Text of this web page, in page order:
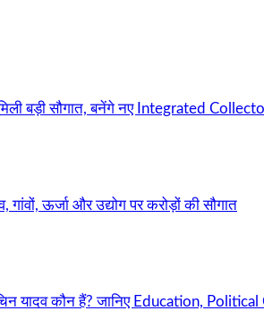
बड़ी सौगात, बनेंगे नए Integrated
ऊर्जा और उद्योग पर करोड़ों की सौगात
यादव कौन हैं? जानिए Education, Political